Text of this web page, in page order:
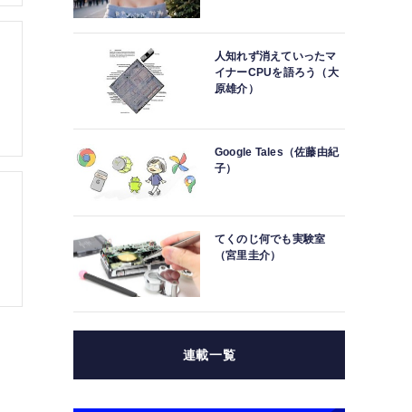
人知れず消えていったマ
イナーCPUを語ろう（大
原雄介）
Google Tales（佐藤由紀
子）
てくのじ何でも実験室
（宮里圭介）
連載一覧